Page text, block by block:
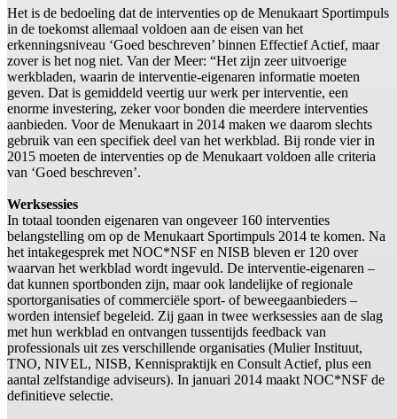
Het is de bedoeling dat de interventies op de Menukaart Sportimpuls
in de toekomst allemaal voldoen aan de eisen van het
erkenningsniveau ‘Goed beschreven’ binnen Effectief Actief, maar
zover is het nog niet. Van der Meer: “Het zijn zeer uitvoerige
werkbladen, waarin de interventie-eigenaren informatie moeten
geven. Dat is gemiddeld veertig uur werk per interventie, een
enorme investering, zeker voor bonden die meerdere interventies
aanbieden. Voor de Menukaart in 2014 maken we daarom slechts
gebruik van een specifiek deel van het werkblad. Bij ronde vier in
2015 moeten de interventies op de Menukaart voldoen alle criteria
van ‘Goed beschreven’.
Werksessies
In totaal toonden eigenaren van ongeveer 160 interventies
belangstelling om op de Menukaart Sportimpuls 2014 te komen. Na
het intakegesprek met NOC*NSF en NISB bleven er 120 over
waarvan het werkblad wordt ingevuld. De interventie-eigenaren –
dat kunnen sportbonden zijn, maar ook landelijke of regionale
sportorganisaties of commerciële sport- of beweegaanbieders –
worden intensief begeleid. Zij gaan in twee werksessies aan de slag
met hun werkblad en ontvangen tussentijds feedback van
professionals uit zes verschillende organisaties (Mulier Instituut,
TNO, NIVEL, NISB, Kennispraktijk en Consult Actief, plus een
aantal zelfstandige adviseurs). In januari 2014 maakt NOC*NSF de
definitieve selectie.